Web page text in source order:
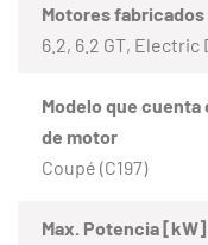
Motores
6.2, 6.2 GT, Electric
Modelo que cuenta
de motor
Coupé (C197)
Max. Potencia [kW]